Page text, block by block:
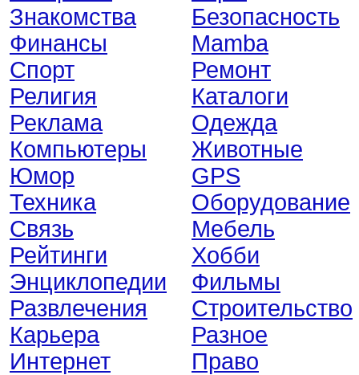
Знакомства
Финансы
Спорт
Религия
Реклама
Компьютеры
Юмор
Техника
Связь
Рейтинги
Энциклопедии
Развлечения
Карьера
Интернет
Безопасность
Mamba
Ремонт
Каталоги
Одежда
Животные
GPS
Оборудование
Мебель
Хобби
Фильмы
Строительство
Разное
Право